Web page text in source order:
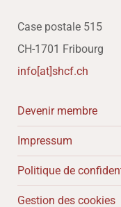
Case postale 515
CH-1701 Fribourg
info[at]shcf.ch
Devenir membre
Impressum
Politique de
Gestion des cookies